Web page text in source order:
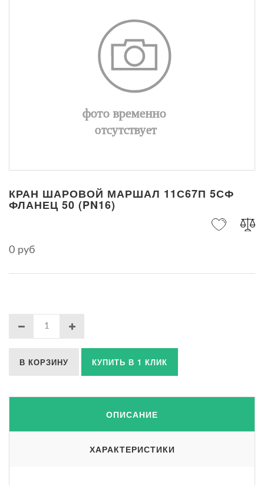
КРАН ШАРОВОЙ МАРШАЛ 11С67П 5СФ
ФЛАНЕЦ 50 (PN16)
0 руб
В КОРЗИНУ КУПИТЬ В 1 КЛИК
ОПИСАНИЕ
ХАРАКТЕРИСТИКИ